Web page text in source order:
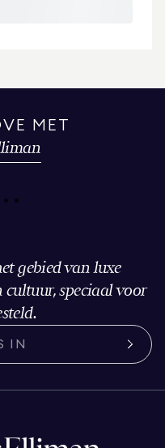
MET
gebied van luxe
speciaal voor